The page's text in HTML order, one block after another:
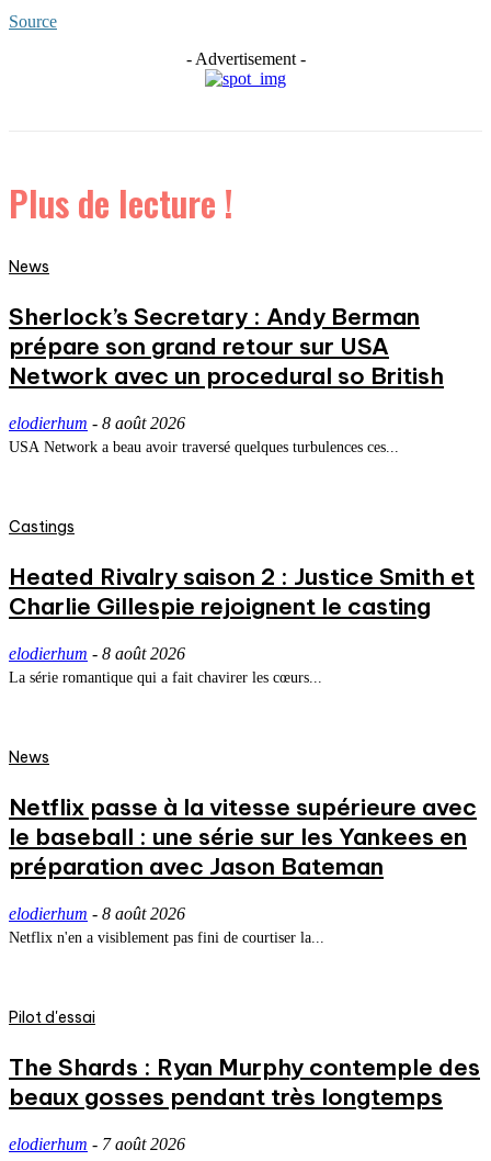
Source
- Advertisement -
Plus de lecture !
News
Sherlock’s Secretary : Andy Berman
prépare son grand retour sur USA
Network avec un procedural so British
elodierhum - 8 août 2026
USA Network a beau avoir traversé quelques turbulences ces...
Castings
Heated Rivalry saison 2 : Justice Smith et
Charlie Gillespie rejoignent le casting
elodierhum - 8 août 2026
La série romantique qui a fait chavirer les cœurs...
News
Netflix passe à la vitesse supérieure avec
le baseball : une série sur les Yankees en
préparation avec Jason Bateman
elodierhum - 8 août 2026
Netflix n'en a visiblement pas fini de courtiser la...
Pilot d'essai
The Shards : Ryan Murphy contemple des
beaux gosses pendant très longtemps
elodierhum - 7 août 2026